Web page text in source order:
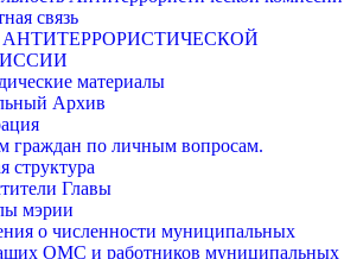
связь
материалы
Архив
граждан по личным вопросам.
структура
Главы
мэрии
о численности муниципальных
ОМС и работников муниципальных